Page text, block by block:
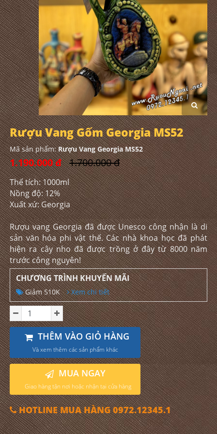
Rượu Vang Gốm Georgia MS52
Mã sản phẩm:Rượu Vang Georgia MS52
1.190.000 đ 1.700.000 đ
Thể tích: 1000ml
Nồng độ: 12%
Xuất xứ: Georgia
Rượu vang Georgia đã được Unesco công nhận là di
sản văn hóa phi vật thể. Các nhà khoa học đã phát
hiện ra cây nho đã được trồng ở đây từ 8000 năm
trước công nguyên!
CHƯƠNG TRÌNH KHUYẾN MÃI
Giảm 510K Xem chi tiết
THÊM VÀO GIỎ HÀNG
Và xem thêm các sản phẩm khác
MUA NGAY
Giao hàng tận nơi hoặc nhận tại cửa hàng
HOTLINE MUA HÀNG 0972.12345.1